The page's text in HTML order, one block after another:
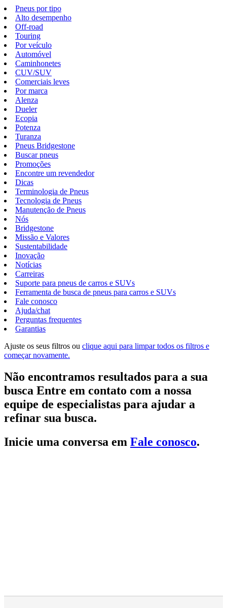
Pneus por tipo
Alto desempenho
Off-road
Touring
Por veículo
Automóvel
Caminhonetes
CUV/SUV
Comerciais leves
Por marca
Alenza
Dueler
Ecopia
Potenza
Turanza
Pneus Bridgestone
Buscar pneus
Promoções
Encontre um revendedor
Dicas
Terminologia de Pneus
Tecnologia de Pneus
Manutenção de Pneus
Nós
Bridgestone
Missão e Valores
Sustentabilidade
Inovação
Notícias
Carreiras
Suporte para pneus de carros e SUVs
Ferramenta de busca de pneus para carros e SUVs
Fale conosco
Ajuda/chat
Perguntas frequentes
Garantias
Ajuste os seus filtros ou clique aqui para limpar todos os filtros e
começar novamente.
Não encontramos resultados para a sua
busca Entre em contato com a nossa
equipe de especialistas para ajudar a
refinar sua busca.
Inicie uma conversa em Fale conosco.